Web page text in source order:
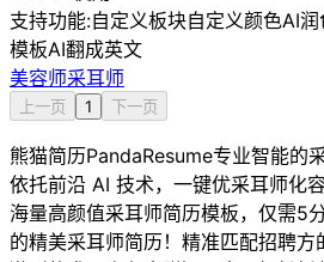
支持功能:自定义板块自定义颜色AI润
模板AI翻成英文
美容师采耳师
上一页 1 下一页
熊猫简历PandaResume专业智能的
依托前沿 AI 技术，一键优采耳师化
海量高颜值采耳师简历模板，仅需5
的精美采耳师简历！精准匹配招聘